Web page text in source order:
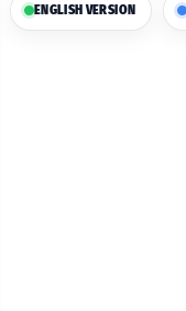
ENGLISH VERSION